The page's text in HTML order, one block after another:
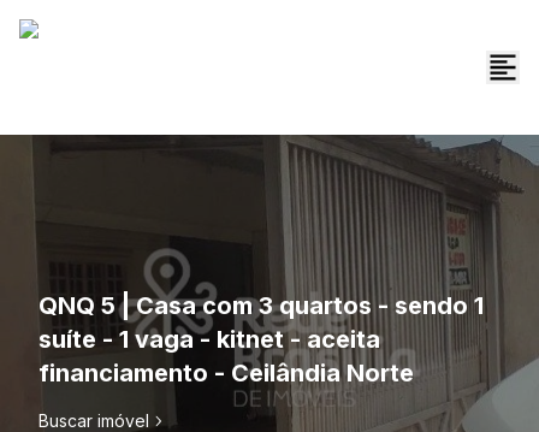
QNQ 5 | Casa com 3 quartos - sendo 1
suíte - 1 vaga - kitnet - aceita
financiamento - Ceilândia Norte
Buscar imóvel